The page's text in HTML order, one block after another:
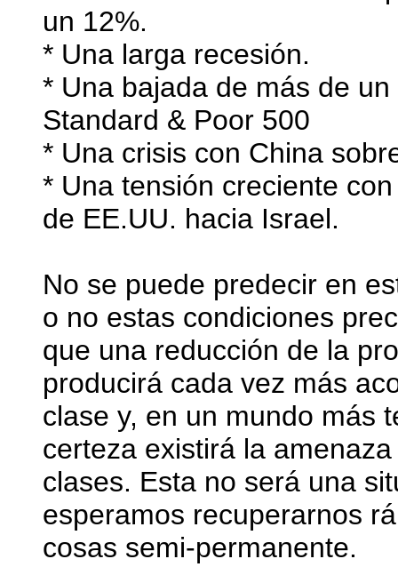
un 12%.
* Una larga recesión.
* Una bajada de más de
Standard & Poor 500
* Una crisis con China
* Una tensión creciente
de EE.UU. hacia Israel.
No se puede predecir en
o no estas condiciones
que una reducción de la
producirá cada vez más
clase y, en un mundo más
certeza existirá la
clases. Esta no será una
esperamos recuperarnos
cosas semi-permanente.